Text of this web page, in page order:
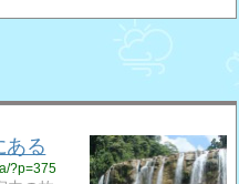
ある
?p=375